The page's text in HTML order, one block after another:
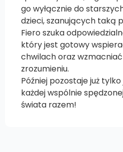
go wyłącznie do
dzieci, szanujących taką
Fiero szuka
który jest gotowy
chwilach oraz
zrozumieniu.
Później pozostaje już
każdej wspólnie
świata razem!